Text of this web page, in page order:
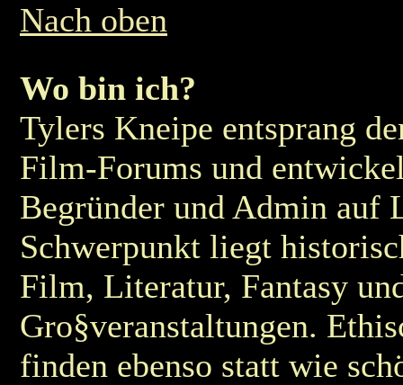
Nach oben
Wo bin ich?
Tylers Kneipe entsprang
Film-Forums und
Begründer und Admin auf
Schwerpunkt liegt
Film, Literatur, Fantasy
Gro§veranstaltungen.
finden ebenso statt wie